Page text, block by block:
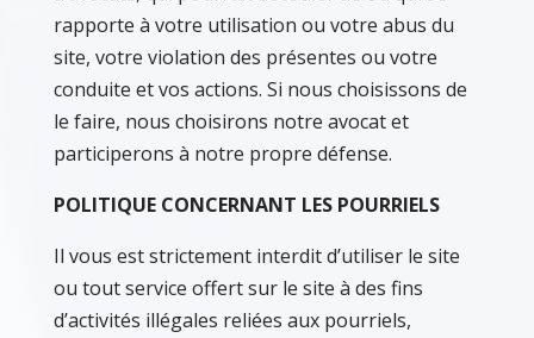
rapporte à votre utilisation ou votre abus du
site, votre violation des présentes ou votre
conduite et vos actions. Si nous choisissons de
le faire, nous choisirons notre avocat et
participerons à notre propre défense.
POLITIQUE CONCERNANT LES POURRIELS
Il vous est strictement interdit d’utiliser le site
ou tout service offert sur le site à des fins
d’activités illégales reliées aux pourriels,